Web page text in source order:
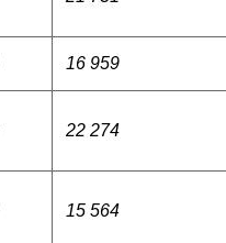
16 959
22 274
15 564